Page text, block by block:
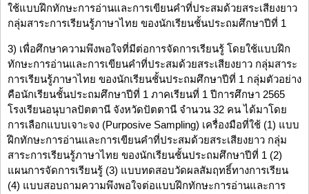
ใช้แบบฝึกทักษะการอ่านและการเขียนคำที่ประสมด้วยสระเสียงยาว
กลุ่มสาระการเรียนรู้ภาษาไทย ของนักเรียนชั้นประถมศึกษาปีที่ 1
3) เพื่อศึกษาความพึงพอใจที่มีต่อการจัดการเรียนรู้ โดยใช้แบบฝึก
ทักษะการอ่านและการเขียนคำที่ประสมด้วยสระเสียงยาว กลุ่มสาระ
การเรียนรู้ภาษาไทย ของนักเรียนชั้นประถมศึกษาปีที่ 1 กลุ่มตัวอย่าง
คือนักเรียนชั้นประถมศึกษาปีที่ 1 ภาคเรียนที่ 1 ปีการศึกษา 2565
โรงเรียนอนุบาลปัตตานี จังหวัดปัตตานี จำนวน 32 คน ได้มาโดย
การเลือกแบบเจาะจง (Purposive Sampling) เครื่องมือที่ใช้ (1) แบบ
ฝึกทักษะการอ่านและการเขียนคำที่ประสมด้วยสระเสียงยาว กลุ่ม
สาระการเรียนรู้ภาษาไทย ของนักเรียนชั้นประถมศึกษาปีที่ 1 (2)
แผนการจัดการเรียนรู้ (3) แบบทดสอบวัดผลสัมฤทธิ์ทางการเรียน
(4) แบบสอบถามความพึงพอใจต่อแบบฝึกทักษะการอ่านและการ